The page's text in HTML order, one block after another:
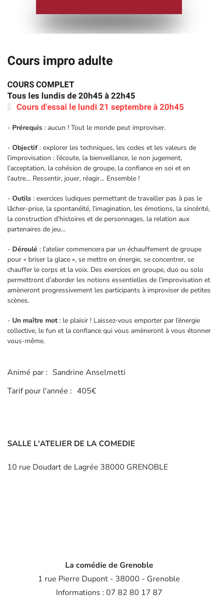
Cours impro adulte
COURS COMPLET
Tous les lundis de 20h45 à 22h45
Cours d'essai le lundi 21 septembre à 20h45
- Prérequis : aucun ! Tout le monde peut improviser.
- Objectif : explorer les techniques, les codes et les valeurs de
l’improvisation : l’écoute, la bienveillance, le non jugement,
l’acceptation, la cohésion de groupe, la confiance en soi et en
l’autre… Ressentir, jouer, réagir… Ensemble !
- Outils : exercices ludiques permettant de travailler pas à pas le
lâcher-prise, la spontanéité, l’imagination, les émotions, la sincérité,
la construction d’histoires et de personnages, la relation aux
partenaires de jeu…
- Déroulé : l’atelier commencera par un échauffement de groupe
pour « briser la glace », se mettre en énergie, se concentrer, se
chauffer le corps et la voix. Des exercices en groupe, duo ou solo
permettront d’aborder les notions essentielles de l’improvisation et
amèneront progressivement les participants à improviser de petites
scènes.
- Un maître mot : le plaisir ! Laissez-vous emporter par l’énergie
collective, le fun et la confiance qui vous amèneront à vous étonner
vous-même.
Animé par : Sandrine Anselmetti
Tarif pour l'année : 405€
SALLE L'ATELIER DE LA COMEDIE
10 rue Doudart de Lagrée 38000 GRENOBLE
La comédie de Grenoble
1 rue Pierre Dupont - 38000 - Grenoble
Informations : 07 82 80 17 87